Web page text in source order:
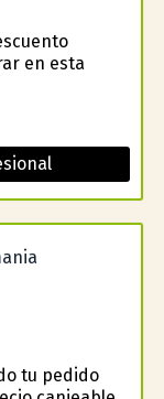
en esta
tu pedido